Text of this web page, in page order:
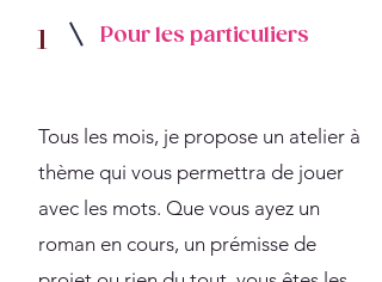
1 Pour les particuliers
Tous les mois, je propose un atelier à
thème qui vous permettra de jouer
avec les mots. Que vous ayez un
roman en cours, un prémisse de